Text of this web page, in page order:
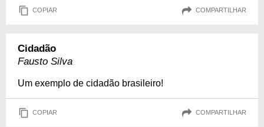
COPIAR COMPARTILHAR
Cidadão
Fausto Silva
Um exemplo de cidadão brasileiro!
COPIAR COMPARTILHAR